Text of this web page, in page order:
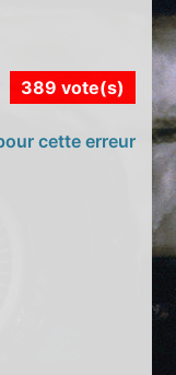
389 vote(s)
cette erreur